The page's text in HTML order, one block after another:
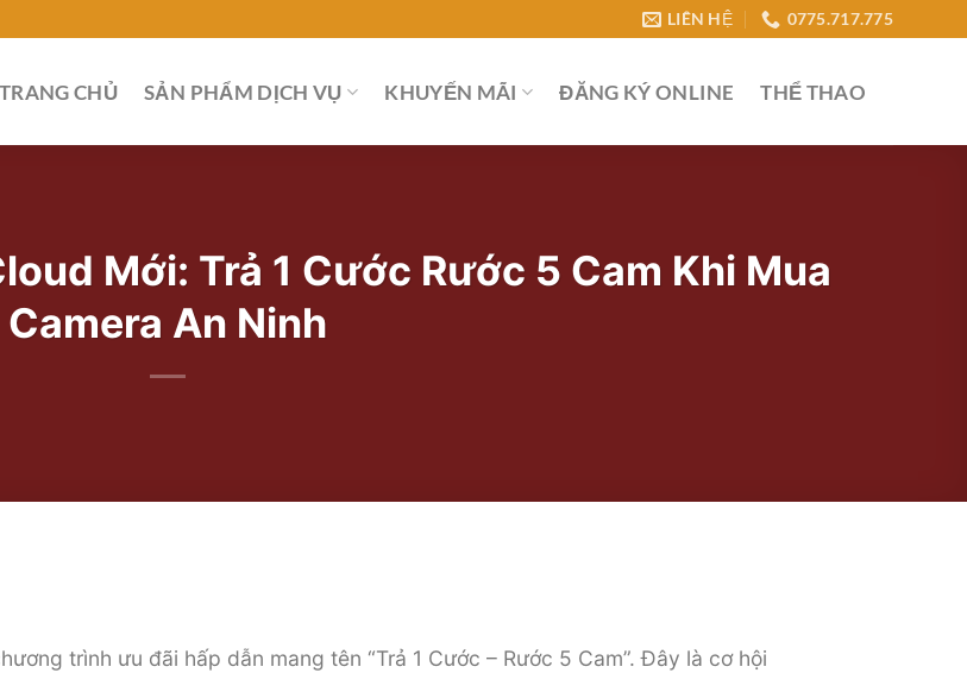
LIÊN HỆ 0775.717.775
TRANG CHỦ SẢN PHẨM DỊCH VỤ KHUYẾN MÃI ĐĂNG KÝ ONLINE THỂ THAO
Mới: Trả 1 Cước Rước 5 Cam Khi Mua
Camera An Ninh
trình ưu đãi hấp dẫn mang tên “Trả 1 Cước – Rước 5 Cam”. Đây là cơ hội